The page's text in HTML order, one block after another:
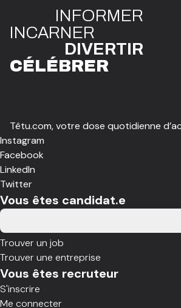
INFORMER
INCARNER
DIVERTIR
CÉLÉBRER
Têtu.com, votre dose quotidienne
Instagram
Facebook
LinkedIn
Twitter
Vous êtes candidat.e
Trouver un job
Trouver une entreprise
Vous êtes recruteur
S'inscrire
Me connecter